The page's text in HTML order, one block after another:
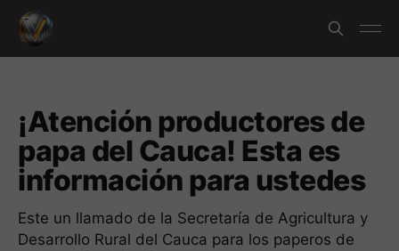
¡Atención productores de
papa del Cauca! Esta es
información para ustedes
Este un llamado de la Secretaría de Agricultura y
Desarrollo Rural del Cauca para los paperos de